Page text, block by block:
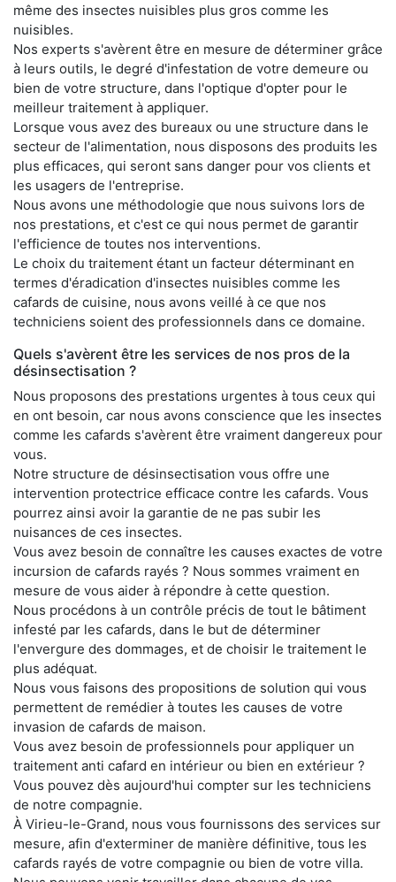
même des insectes nuisibles plus gros comme les
nuisibles.
Nos experts s'avèrent être en mesure de déterminer grâce
à leurs outils, le degré d'infestation de votre demeure ou
bien de votre structure, dans l'optique d'opter pour le
meilleur traitement à appliquer.
Lorsque vous avez des bureaux ou une structure dans le
secteur de l'alimentation, nous disposons des produits les
plus efficaces, qui seront sans danger pour vos clients et
les usagers de l'entreprise.
Nous avons une méthodologie que nous suivons lors de
nos prestations, et c'est ce qui nous permet de garantir
l'efficience de toutes nos interventions.
Le choix du traitement étant un facteur déterminant en
termes d'éradication d'insectes nuisibles comme les
cafards de cuisine, nous avons veillé à ce que nos
techniciens soient des professionnels dans ce domaine.
Quels s'avèrent être les services de nos pros de la
désinsectisation ?
Nous proposons des prestations urgentes à tous ceux qui
en ont besoin, car nous avons conscience que les insectes
comme les cafards s'avèrent être vraiment dangereux pour
vous.
Notre structure de désinsectisation vous offre une
intervention protectrice efficace contre les cafards. Vous
pourrez ainsi avoir la garantie de ne pas subir les
nuisances de ces insectes.
Vous avez besoin de connaître les causes exactes de votre
incursion de cafards rayés ? Nous sommes vraiment en
mesure de vous aider à répondre à cette question.
Nous procédons à un contrôle précis de tout le bâtiment
infesté par les cafards, dans le but de déterminer
l'envergure des dommages, et de choisir le traitement le
plus adéquat.
Nous vous faisons des propositions de solution qui vous
permettent de remédier à toutes les causes de votre
invasion de cafards de maison.
Vous avez besoin de professionnels pour appliquer un
traitement anti cafard en intérieur ou bien en extérieur ?
Vous pouvez dès aujourd'hui compter sur les techniciens
de notre compagnie.
À Virieu-le-Grand, nous vous fournissons des services sur
mesure, afin d'exterminer de manière définitive, tous les
cafards rayés de votre compagnie ou bien de votre villa.